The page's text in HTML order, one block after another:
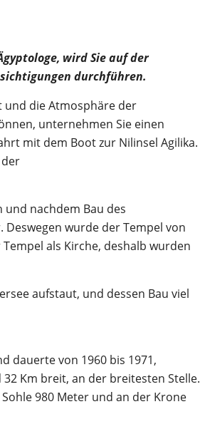
wird Sie auf der
durchführen.
und die Atmosphäre der
unternehmen Sie einen
mit dem Boot zur Nilinsel Agilika.
und nachdem Bau des
wurde der Tempel von
als Kirche, deshalb wurden
aufstaut, und dessen Bau viel
dauerte von 1960 bis 1971,
Km breit, an der breitesten Stelle.
980 Meter und an der Krone